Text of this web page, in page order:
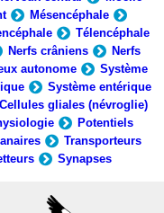
Mésencéphale
Télencéphale
Nerfs crâniens
Nerfs
autonome
Système
Système entérique
Cellules gliales (névroglie)
Potentiels
Transporteurs
Synapses